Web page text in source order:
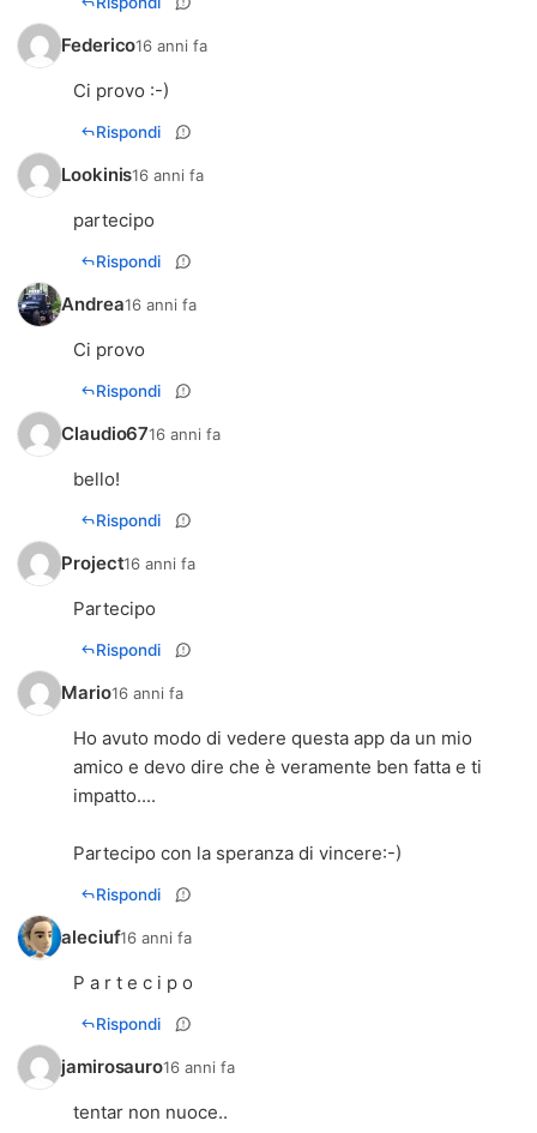
Federico16 anni fa
Ci provo :-)
Rispondi
Lookinis16 anni fa
partecipo
Rispondi
Andrea16 anni fa
Ci provo
Rispondi
Claudio6716 anni fa
bello!
Rispondi
Project16 anni fa
Partecipo
Rispondi
Mario16 anni fa
Ho avuto modo di vedere questa app da un mio
amico e devo dire che è veramente ben fatta e ti
impatto....
Partecipo con la speranza di vincere:-)
Rispondi
aleciuf16 anni fa
P a r t e c i p o
Rispondi
jamirosauro16 anni fa
tentar non nuoce..